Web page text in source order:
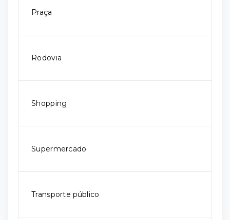
Praça
Rodovia
Shopping
Supermercado
Transporte público